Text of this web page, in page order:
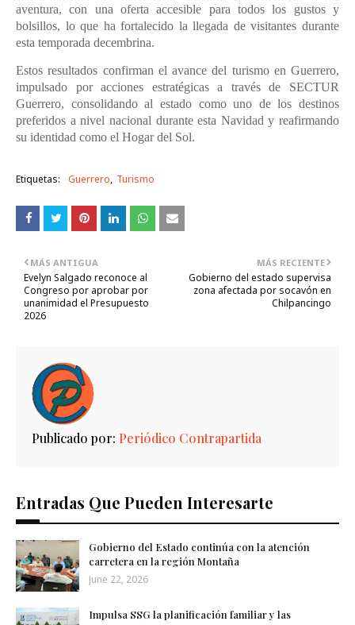
aventura, con una oferta accesible para todos los gustos y
bolsillos, lo que ha fortalecido la llegada de visitantes durante
esta temporada decembrina.
Estos resultados confirman el avance del turismo en Guerrero,
impulsado por acciones estratégicas a través de SECTUR
Guerrero, consolidando al estado como uno de los destinos
preferidos a nivel nacional durante esta Navidad y reafirmando
su identidad como el Hogar del Sol.
Etiquetas: Guerrero Turismo
MÁS RECIENTE
Gobierno del estado supervisa
zona afectada por socavón en
Chilpancingo
MÁS ANTIGUA
Evelyn Salgado reconoce al
Congreso por aprobar por
unanimidad el Presupuesto
2026
Publicado por: Periódico Contrapartida
Entradas Que Pueden Interesarte
Gobierno del Estado continúa con la atención
carretera en la región Montaña
June 22, 2026
Impulsa SSG la planificación familiar y las